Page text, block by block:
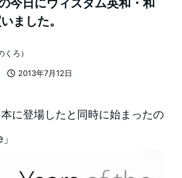
今日にウィズダム英和・和
ました。
2013年7月12日
ろ）
に登場したと同時に始まったの